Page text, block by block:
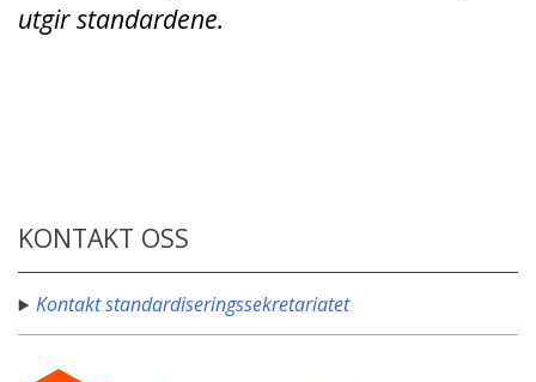
utgir standardene.
KONTAKT OSS
Kontakt standardiseringssekretariatet